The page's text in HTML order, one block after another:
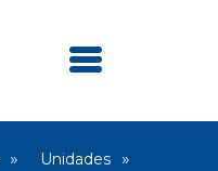
Unidades